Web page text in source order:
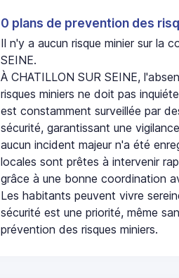
0 plans de prevention des
Il n'y a aucun risque minier sur la
SEINE.
À CHATILLON SUR SEINE,
risques miniers ne doit pas
est constamment surveillée par
sécurité, garantissant une
aucun incident majeur n'a été
locales sont prêtes à intervenir
grâce à une bonne coordination
Les habitants peuvent vivre
sécurité est une priorité, même
prévention des risques miniers.